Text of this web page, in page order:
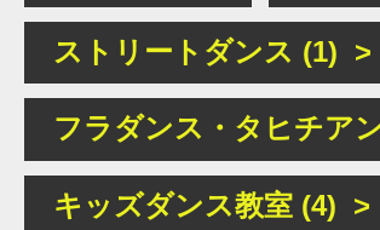
ストリートダンス (1) >
フラダンス・タヒチア
キッズダンス教室 (4) >